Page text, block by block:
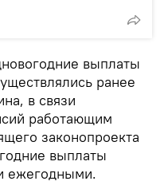
выплаты
ранее
в связи
работающим
законопроекта
выплаты
ежегодными.